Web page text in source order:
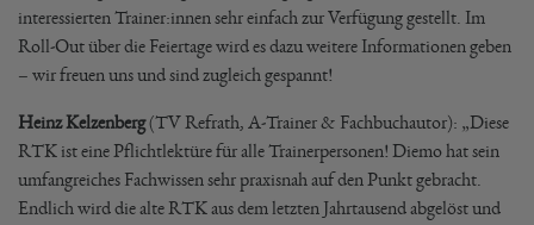
interessierten Trainer:innen sehr einfach zur Verfügung gestellt. Im
Roll-Out über die Feiertage wird es dazu weitere Informationen geben
– wir freuen uns und sind zugleich gespannt!
Heinz Kelzenberg(TV Refrath, A-Trainer & Fachbuchautor): „Diese
RTK ist eine Pflichtlektüre für alle Trainerpersonen! Diemo hat sein
umfangreiches Fachwissen sehr praxisnah auf den Punkt gebracht.
Endlich wird die alte RTK aus dem letzten Jahrtausend abgelöst und